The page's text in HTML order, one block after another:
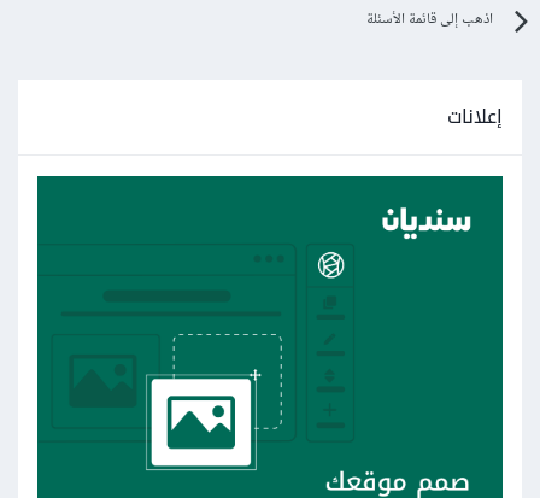
اذهب إلى قائمة الأسئلة
إعلانات